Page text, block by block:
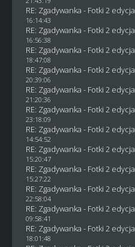
RE: Zgadywanka - Fotki 2 edycja
16:14:43
RE: Zgadywanka - Fotki 2 edycja
16:56:38
RE: Zgadywanka - Fotki 2 edycja
18:47:08
RE: Zgadywanka - Fotki 2 edycja
20:39:06
RE: Zgadywanka - Fotki 2 edycja
21:20:36
RE: Zgadywanka - Fotki 2 edycja
23:18:09
RE: Zgadywanka - Fotki 2 edycja
14:54:52
RE: Zgadywanka - Fotki 2 edycja
15:20:47
RE: Zgadywanka - Fotki 2 edycja
15:27:22
RE: Zgadywanka - Fotki 2 edycja
22:58:04
RE: Zgadywanka - Fotki 2 edycja
09:58:41
RE: Zgadywanka - Fotki 2 edycja
18:01:48